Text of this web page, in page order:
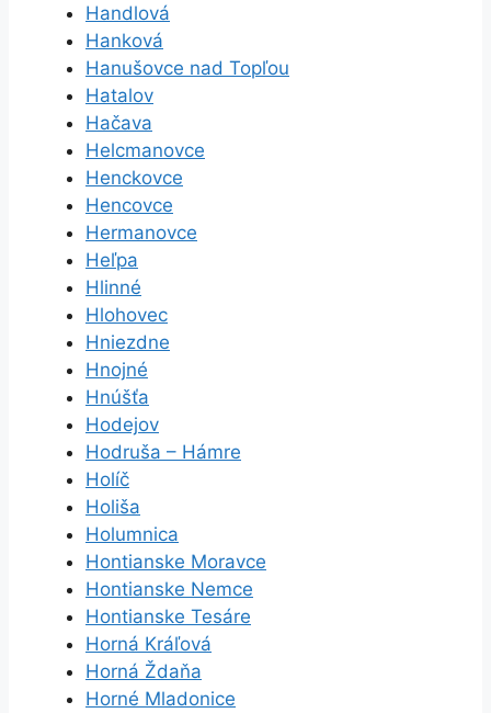
Handlová
Hanková
Hanušovce nad Topľou
Hatalov
Hačava
Helcmanovce
Henckovce
Hencovce
Hermanovce
Heľpa
Hlinné
Hlohovec
Hniezdne
Hnojné
Hnúšťa
Hodejov
Hodruša – Hámre
Holíč
Holiša
Holumnica
Hontianske Moravce
Hontianske Nemce
Hontianske Tesáre
Horná Kráľová
Horná Ždaňa
Horné Mladonice